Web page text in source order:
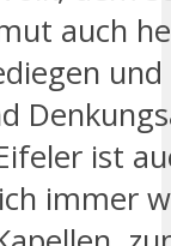
auch
ist
immer